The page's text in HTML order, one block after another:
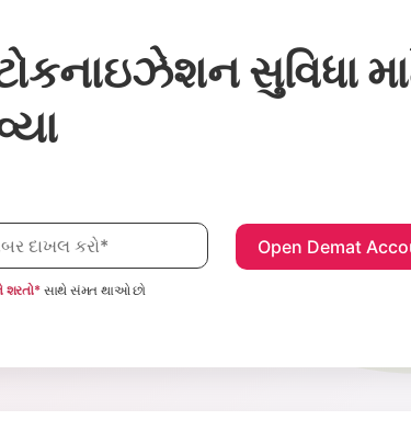
સુવિધા
જરૂરી છે
શરતો*સાથે સંમત થાઓ છો